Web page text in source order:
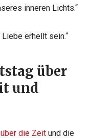
inneren Lichts.“
erhellt sein.“
über
und
die Zeit und die